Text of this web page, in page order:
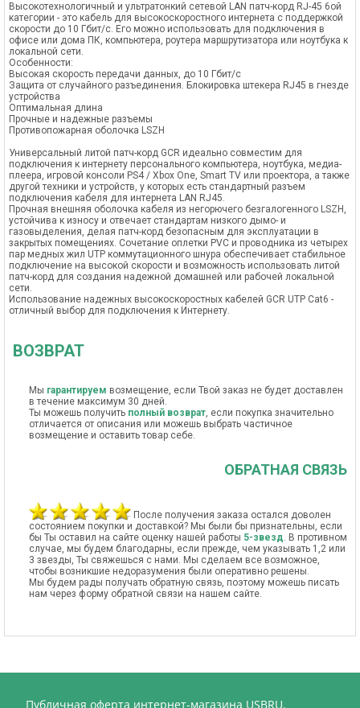
Высокотехнологичный и ультратонкий сетевой LAN патч-корд RJ-45 6ой
категории - это кабель для высокоскоростного интернета с поддержкой
скорости до 10 Гбит/с. Его можно использовать для подключения в
офисе или дома ПК, компьютера, роутера маршрутизатора или ноутбука к
локальной сети.
Особенности:
Высокая скорость передачи данных, до 10 Гбит/с
Защита от случайного разъединения. Блокировка штекера RJ45 в гнезде
устройства
Оптимальная длина
Прочные и надежные разъемы
Противопожарная оболочка LSZH
Универсальный литой патч-корд GCR идеально совместим для
подключения к интернету персонального компьютера, ноутбука, медиа-
плеера, игровой консоли PS4 / Xbox One, Smart TV или проектора, а также
другой техники и устройств, у которых есть стандартный разъем
подключения кабеля для интернета LAN RJ45.
Прочная внешняя оболочка кабеля из негорючего безгалогенного LSZH,
устойчива к износу и отвечает стандартам низкого дымо- и
газовыделения, делая патч-корд безопасным для эксплуатации в
закрытых помещениях. Сочетание оплетки PVC и проводника из четырех
пар медных жил UTP коммутационного шнура обеспечивает стабильное
подключение на высокой скорости и возможность использовать литой
патч-корд для создания надежной домашней или рабочей локальной
сети.
Использование надежных высокоскоростных кабелей GCR UTP Cat6 -
отличный выбор для подключения к Интернету.
ВОЗВРАТ
Мы гарантируем возмещение, если Твой заказ не будет доставлен
в течение максимум 30 дней.
Ты можешь получить полный возврат, если покупка значительно
отличается от описания или можешь выбрать частичное
возмещение и оставить товар себе.
ОБРАТНАЯ СВЯЗЬ
После получения заказа остался доволен
состоянием покупки и доставкой? Мы были бы признательны, если
бы Ты оставил на сайте оценку нашей работы 5-звезд. В противном
случае, мы будем благодарны, если прежде, чем указывать 1,2 или
3 звезды, Ты свяжешься с нами. Мы сделаем все возможное,
чтобы возникшие недоразумения были оперативно решены.
Мы будем рады получать обратную связь, поэтому можешь писать
нам через форму обратной связи на нашем сайте.
Публичная оферта интернет-магазина USBRU.